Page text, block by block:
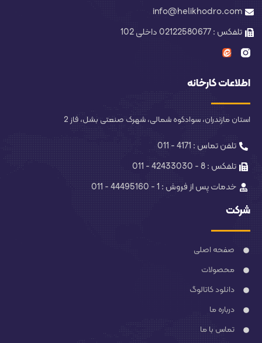
info@helikhodro.com
تلفکس : 02122580677 داخلی 102
اطلاعات کارخانه
استان مازندران، سوادکوه شمالی، شهرک صنعتی بشل، فاز 2
تلفن تماس : 4171 - 011
تلفکس : 8 - 42433030 - 011
خدمات پس از فروش : 1 - 44495160 - 011
شرکت
صفحه اصلی
محصولات
دانلود کاتالوگ
درباره ما
تماس با ما